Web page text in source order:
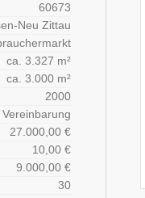
60673
Neu Zittau
ca. 3.327 m²
ca. 3.000 m²
2000
Vereinbarung
27.000,00 €
10,00 €
9.000,00 €
30